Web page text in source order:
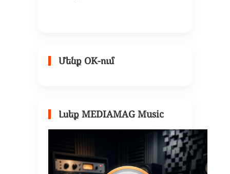
Մենք OK-ում
Լսեք MEDIAMAG Music